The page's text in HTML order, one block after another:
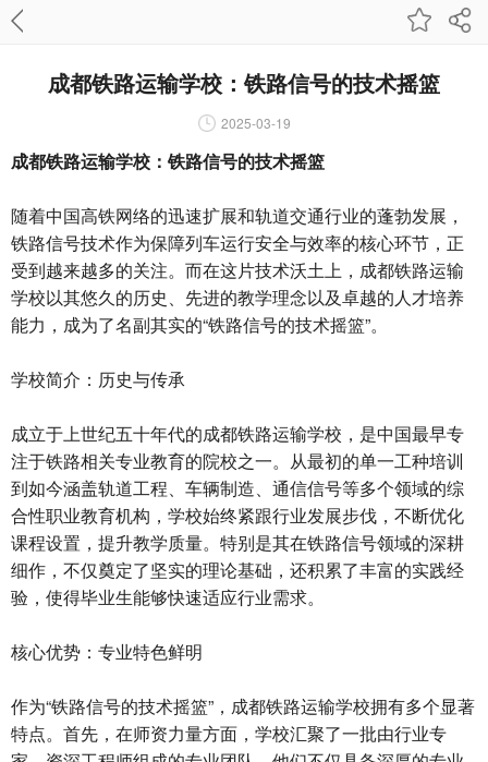
成都铁路运输学校：铁路信号的技术摇篮
2025-03-19
成都铁路运输学校：铁路信号的技术摇篮
随着中国高铁网络的迅速扩展和轨道交通行业的蓬勃发展，
铁路信号技术作为保障列车运行安全与效率的核心环节，正
受到越来越多的关注。而在这片技术沃土上，成都铁路运输
学校以其悠久的历史、先进的教学理念以及卓越的人才培养
能力，成为了名副其实的“铁路信号的技术摇篮”。
学校简介：历史与传承
成立于上世纪五十年代的成都铁路运输学校，是中国最早专
注于铁路相关专业教育的院校之一。从最初的单一工种培训
到如今涵盖轨道工程、车辆制造、通信信号等多个领域的综
合性职业教育机构，学校始终紧跟行业发展步伐，不断优化
课程设置，提升教学质量。特别是其在铁路信号领域的深耕
细作，不仅奠定了坚实的理论基础，还积累了丰富的实践经
验，使得毕业生能够快速适应行业需求。
核心优势：专业特色鲜明
作为“铁路信号的技术摇篮”，成都铁路运输学校拥有多个显著
特点。首先，在师资力量方面，学校汇聚了一批由行业专